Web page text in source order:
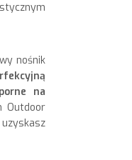
nośnik
na
Outdoor